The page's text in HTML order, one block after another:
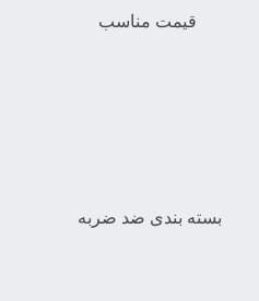
قیمت مناسب
بسته بندی ضد ضربه